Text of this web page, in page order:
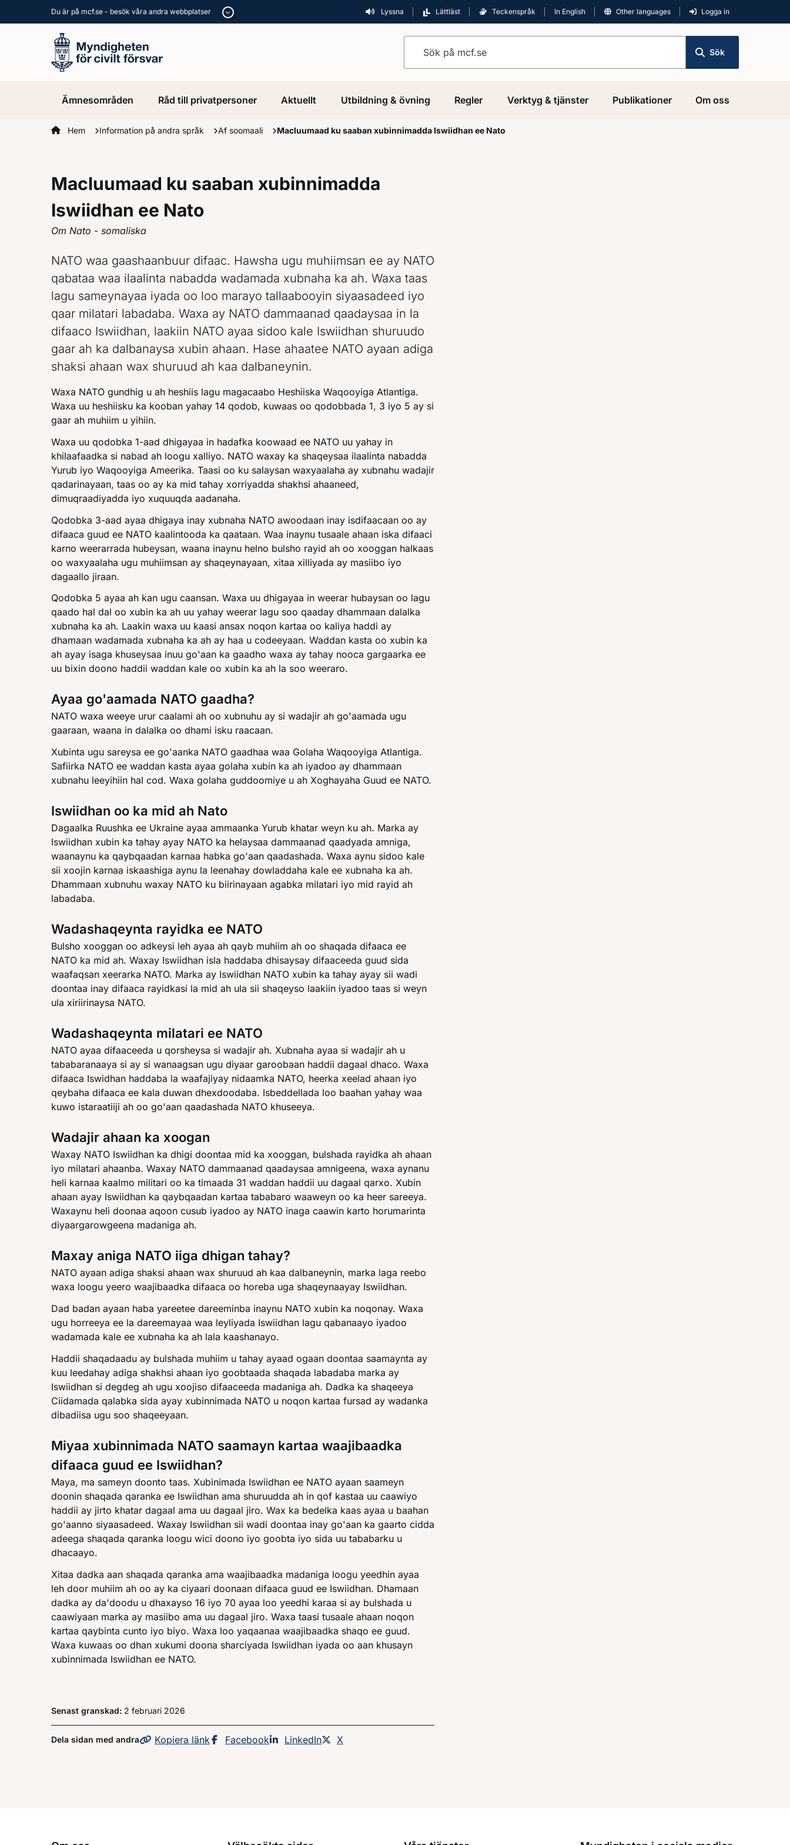
Du är på mcf.se - besök våra andra webbplatser Lyssna Lättläst Teckenspråk In English Other languages Logga in
Sök
Ämnesområden Råd till privatpersoner Aktuellt Utbildning & övning Regler Verktyg & tjänster Publikationer Om oss
Startsidan
Hem Information på andra språk Af soomaali Macluumaad ku saaban xubinnimadda Iswiidhan ee Nato
Macluumaad ku saaban xubinnimadda
Iswiidhan ee Nato
Om Nato - somaliska
NATO waa gaashaanbuur difaac. Hawsha ugu muhiimsan ee ay NATO
qabataa waa ilaalinta nabadda wadamada xubnaha ka ah. Waxa taas
lagu sameynayaa iyada oo loo marayo tallaabooyin siyaasadeed iyo
qaar milatari labadaba. Waxa ay NATO dammaanad qaadaysaa in la
difaaco Iswiidhan, laakiin NATO ayaa sidoo kale Iswiidhan shuruudo
gaar ah ka dalbanaysa xubin ahaan. Hase ahaatee NATO ayaan adiga
shaksi ahaan wax shuruud ah kaa dalbaneynin.
Waxa NATO gundhig u ah heshiis lagu magacaabo Heshiiska Waqooyiga Atlantiga.
Waxa uu heshiisku ka kooban yahay 14 qodob, kuwaas oo qodobbada 1, 3 iyo 5 ay si
gaar ah muhiim u yihiin.
Waxa uu qodobka 1-aad dhigayaa in hadafka koowaad ee NATO uu yahay in
khilaafaadka si nabad ah loogu xalliyo. NATO waxay ka shaqeysaa ilaalinta nabadda
Yurub iyo Waqooyiga Ameerika. Taasi oo ku salaysan waxyaalaha ay xubnahu wadajir
qadarinayaan, taas oo ay ka mid tahay xorriyadda shakhsi ahaaneed,
dimuqraadiyadda iyo xuquuqda aadanaha.
Qodobka 3-aad ayaa dhigaya inay xubnaha NATO awoodaan inay isdifaacaan oo ay
difaaca guud ee NATO kaalintooda ka qaataan. Waa inaynu tusaale ahaan iska difaaci
karno weerarrada hubeysan, waana inaynu helno bulsho rayid ah oo xooggan halkaas
oo waxyaalaha ugu muhiimsan ay shaqeynayaan, xitaa xilliyada ay masiibo iyo
dagaallo jiraan.
Qodobka 5 ayaa ah kan ugu caansan. Waxa uu dhigayaa in weerar hubaysan oo lagu
qaado hal dal oo xubin ka ah uu yahay weerar lagu soo qaaday dhammaan dalalka
xubnaha ka ah. Laakin waxa uu kaasi ansax noqon kartaa oo kaliya haddi ay
dhamaan wadamada xubnaha ka ah ay haa u codeeyaan. Waddan kasta oo xubin ka
ah ayay isaga khuseysaa inuu go'aan ka gaadho waxa ay tahay nooca gargaarka ee
uu bixin doono haddii waddan kale oo xubin ka ah la soo weeraro.
Ayaa go'aamada NATO gaadha?
NATO waxa weeye urur caalami ah oo xubnuhu ay si wadajir ah go'aamada ugu
gaaraan, waana in dalalka oo dhami isku raacaan.
Xubinta ugu sareysa ee go'aanka NATO gaadhaa waa Golaha Waqooyiga Atlantiga.
Safiirka NATO ee waddan kasta ayaa golaha xubin ka ah iyadoo ay dhammaan
xubnahu leeyihiin hal cod. Waxa golaha guddoomiye u ah Xoghayaha Guud ee NATO.
Iswiidhan oo ka mid ah Nato
Dagaalka Ruushka ee Ukraine ayaa ammaanka Yurub khatar weyn ku ah. Marka ay
Iswiidhan xubin ka tahay ayay NATO ka helaysaa dammaanad qaadyada amniga,
waanaynu ka qaybqaadan karnaa habka go'aan qaadashada. Waxa aynu sidoo kale
sii xoojin karnaa iskaashiga aynu la leenahay dowladdaha kale ee xubnaha ka ah.
Dhammaan xubnuhu waxay NATO ku biirinayaan agabka milatari iyo mid rayid ah
labadaba.
Wadashaqeynta rayidka ee NATO
Bulsho xooggan oo adkeysi leh ayaa ah qayb muhiim ah oo shaqada difaaca ee
NATO ka mid ah. Waxay Iswiidhan isla haddaba dhisaysay difaaceeda guud sida
waafaqsan xeerarka NATO. Marka ay Iswiidhan NATO xubin ka tahay ayay sii wadi
doontaa inay difaaca rayidkasi la mid ah ula sii shaqeyso laakiin iyadoo taas si weyn
ula xiriirinaysa NATO.
Wadashaqeynta milatari ee NATO
NATO ayaa difaaceeda u qorsheysa si wadajir ah. Xubnaha ayaa si wadajir ah u
tababaranaaya si ay si wanaagsan ugu diyaar garoobaan haddii dagaal dhaco. Waxa
difaaca Iswidhan haddaba la waafajiyay nidaamka NATO, heerka xeelad ahaan iyo
qeybaha difaaca ee kala duwan dhexdoodaba. Isbeddellada loo baahan yahay waa
kuwo istaraatiiji ah oo go'aan qaadashada NATO khuseeya.
Wadajir ahaan ka xoogan
Waxay NATO Iswiidhan ka dhigi doontaa mid ka xooggan, bulshada rayidka ah ahaan
iyo milatari ahaanba. Waxay NATO dammaanad qaadaysaa amnigeena, waxa aynanu
heli karnaa kaalmo militari oo ka timaada 31 waddan haddii uu dagaal qarxo. Xubin
ahaan ayay Iswiidhan ka qaybqaadan kartaa tababaro waaweyn oo ka heer sareeya.
Waxaynu heli doonaa aqoon cusub iyadoo ay NATO inaga caawin karto horumarinta
diyaargarowgeena madaniga ah.
Maxay aniga NATO iiga dhigan tahay?
NATO ayaan adiga shaksi ahaan wax shuruud ah kaa dalbaneynin, marka laga reebo
waxa loogu yeero waajibaadka difaaca oo horeba uga shaqeynaayay Iswiidhan.
Dad badan ayaan haba yareetee dareeminba inaynu NATO xubin ka noqonay. Waxa
ugu horreeya ee la dareemayaa waa leyliyada Iswiidhan lagu qabanaayo iyadoo
wadamada kale ee xubnaha ka ah lala kaashanayo.
Haddii shaqadaadu ay bulshada muhiim u tahay ayaad ogaan doontaa saamaynta ay
kuu leedahay adiga shakhsi ahaan iyo goobtaada shaqada labadaba marka ay
Iswiidhan si degdeg ah ugu xoojiso difaaceeda madaniga ah. Dadka ka shaqeeya
Ciidamada qalabka sida ayay xubinnimada NATO u noqon kartaa fursad ay wadanka
dibadiisa ugu soo shaqeeyaan.
Miyaa xubinnimada NATO saamayn kartaa waajibaadka
difaaca guud ee Iswiidhan?
Maya, ma sameyn doonto taas. Xubinimada Iswiidhan ee NATO ayaan saameyn
doonin shaqada qaranka ee Iswiidhan ama shuruudda ah in qof kastaa uu caawiyo
haddii ay jirto khatar dagaal ama uu dagaal jiro. Wax ka bedelka kaas ayaa u baahan
go'aanno siyaasadeed. Waxay Iswiidhan sii wadi doontaa inay go'aan ka gaarto cidda
adeega shaqada qaranka loogu wici doono iyo goobta iyo sida uu tababarku u
dhacaayo.
Xitaa dadka aan shaqada qaranka ama waajibaadka madaniga loogu yeedhin ayaa
leh door muhiim ah oo ay ka ciyaari doonaan difaaca guud ee Iswiidhan. Dhamaan
dadka ay da'doodu u dhaxayso 16 iyo 70 ayaa loo yeedhi karaa si ay bulshada u
caawiyaan marka ay masiibo ama uu dagaal jiro. Waxa taasi tusaale ahaan noqon
kartaa qaybinta cunto iyo biyo. Waxa loo yaqaanaa waajibaadka shaqo ee guud.
Waxa kuwaas oo dhan xukumi doona sharciyada Iswiidhan iyada oo aan khusayn
xubinnimada Iswiidhan ee NATO.
Senast granskad: 2 februari 2026
Dela sidan med andra Kopiera sidans
länk Dela sidan på
Facebook Dela sidan på
LinkedIn Dela sidan på
X